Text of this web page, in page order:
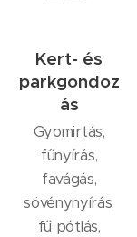
Kert- és
parkgondoz
ás
Gyomirtás,
fűnyírás,
favágás,
sövénynyírás,
fű pótlás,